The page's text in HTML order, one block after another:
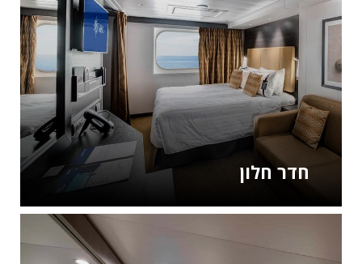
חדר חלון